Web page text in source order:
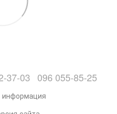
37-03 096 055-85-25
информация